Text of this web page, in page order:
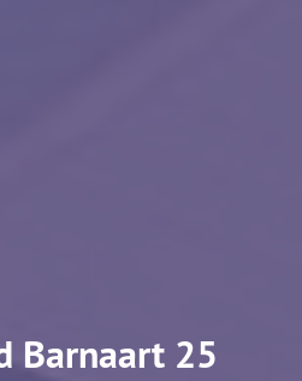
Barnaart 25